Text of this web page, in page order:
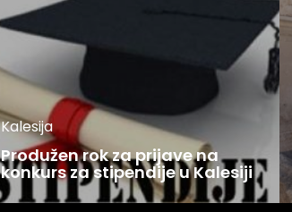
Kalesija
Produžen rok za prijave na
konkurs za stipendije u Kalesiji